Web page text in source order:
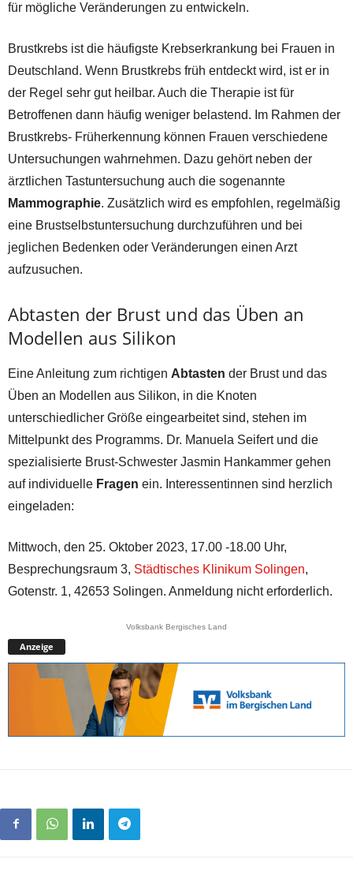
für mögliche Veränderungen zu entwickeln.
Brustkrebs ist die häufigste Krebserkrankung bei Frauen in
Deutschland. Wenn Brustkrebs früh entdeckt wird, ist er in
der Regel sehr gut heilbar. Auch die Therapie ist für
Betroffenen dann häufig weniger belastend. Im Rahmen der
Brustkrebs- Früherkennung können Frauen verschiedene
Untersuchungen wahrnehmen. Dazu gehört neben der
ärztlichen Tastuntersuchung auch die sogenannte
Mammographie. Zusätzlich wird es empfohlen, regelmäßig
eine Brustselbstuntersuchung durchzuführen und bei
jeglichen Bedenken oder Veränderungen einen Arzt
aufzusuchen.
Abtasten der Brust und das Üben an
Modellen aus Silikon
Eine Anleitung zum richtigen Abtasten der Brust und das
Üben an Modellen aus Silikon, in die Knoten
unterschiedlicher Größe eingearbeitet sind, stehen im
Mittelpunkt des Programms. Dr. Manuela Seifert und die
spezialisierte Brust-Schwester Jasmin Hankammer gehen
auf individuelle Fragen ein. Interessentinnen sind herzlich
eingeladen:
Mittwoch, den 25. Oktober 2023, 17.00 -18.00 Uhr,
Besprechungsraum 3, Städtisches Klinikum Solingen,
Gotenstr. 1, 42653 Solingen. Anmeldung nicht erforderlich.
Volksbank Bergisches Land
Anzeige